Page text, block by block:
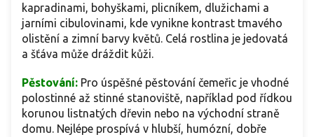
kapradinami, bohyškami, plicníkem, dlužichami a
jarními cibulovinami, kde vynikne kontrast tmavého
olistění a zimní barvy květů. Celá rostlina je jedovatá
a šťáva může dráždit kůži.
Pěstování: Pro úspěšné pěstování čemeřic je vhodné
polostinné až stinné stanoviště, například pod řídkou
korunou listnatých dřevin nebo na východní straně
domu. Nejlépe prospívá v hlubší, humózní, dobře